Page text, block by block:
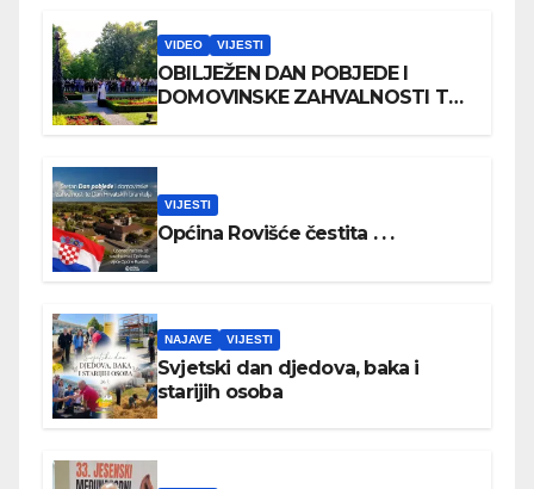
VIDEO VIJESTI
OBILJEŽEN DAN POBJEDE I
DOMOVINSKE ZAHVALNOSTI TE
VIJESTI
Općina Rovišće čestita . . .
NAJAVE VIJESTI
Svjetski dan djedova, baka i
starijih osoba